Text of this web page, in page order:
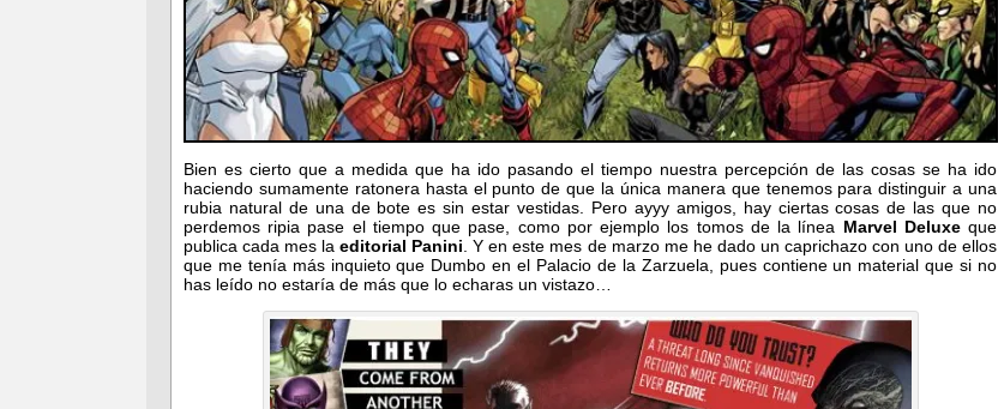
Bien es cierto que a medida que ha ido pasando el tiempo nuestra percepción de las cosas se ha ido
haciendo sumamente ratonera hasta el punto de que la única manera que tenemos para distinguir a una
rubia natural de una de bote es sin estar vestidas. Pero ayyy amigos, hay ciertas cosas de las que no
perdemos ripia pase el tiempo que pase, como por ejemplo los tomos de la línea Marvel Deluxeque
publica cada mes laeditorial Panini . Y en este mes de marzo me he dado un caprichazo con uno de ellos
que me tenía más inquieto que Dumbo en el Palacio de la Zarzuela, pues contiene un material que si no
has leído no estaría de más que lo echaras un vistazo…